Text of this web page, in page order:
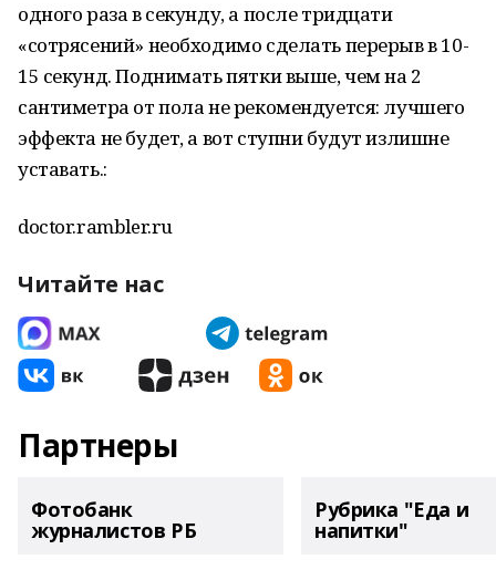
одного раза в секунду, а после тридцати
«сотрясений» необходимо сделать перерыв в 10-
15 секунд. Поднимать пятки выше, чем на 2
сантиметра от пола не рекомендуется: лучшего
эффекта не будет, а вот ступни будут излишне
уставать.:
doctor.rambler.ru
Читайте нас
Партнеры
Фотобанк
журналистов РБ
Рубрика "Еда и
напитки"